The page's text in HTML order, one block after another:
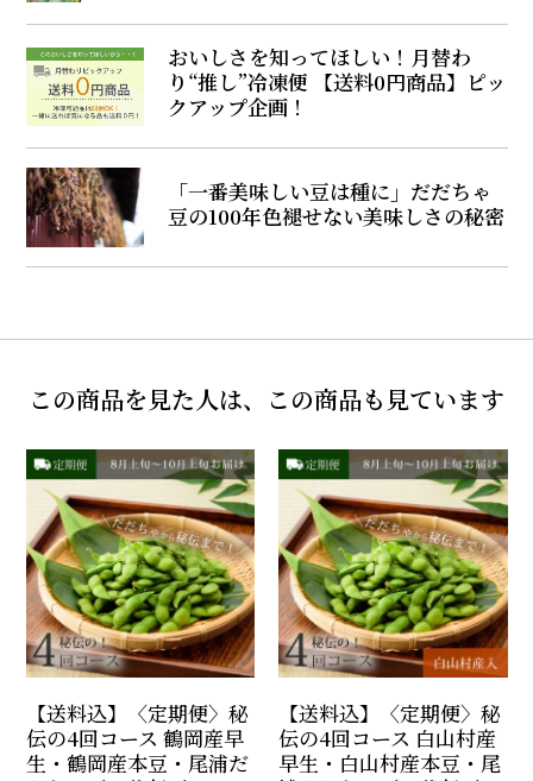
おいしさを知ってほしい！月替わ
り“推し”冷凍便 【送料0円商品】ピッ
クアップ企画！
「一番美味しい豆は種に」だだちゃ
豆の100年色褪せない美味しさの秘密
この商品を見た人は、この商品も見ています
【送料込】〈定期便〉秘
伝の4回コース 鶴岡産早
生・鶴岡産本豆・尾浦だ
【送料込】〈定期便〉秘
伝の4回コース 白山村産
早生・白山村産本豆・尾